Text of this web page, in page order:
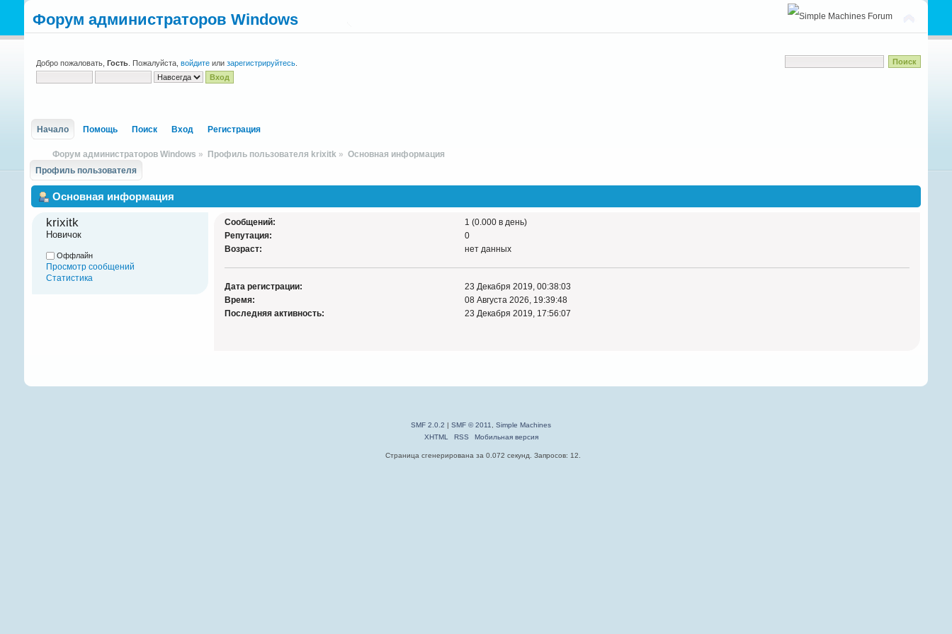
Форум администраторов Windows
Добро пожаловать, Гость. Пожалуйста, войдитеили зарегистрируйтесь.
Начало Помощь Поиск Вход Регистрация
Форум администраторов Windows » Профиль пользователя krixitk» Основная информация
Профиль пользователя
Основная информация
krixitk
Новичок
Оффлайн
Просмотр сообщений
Статистика
Сообщений:
1 (0.000 в день)
Репутация:
0
Возраст:
нет данных
Дата регистрации:
23 Декабря 2019, 00:38:03
Время:
08 Августа 2026, 19:39:48
Последняя активность:
23 Декабря 2019, 17:56:07
SMF 2.0.2 |SMF © 2011 ,Simple Machines
XHTML
RSS Мобильная версия
Страница сгенерирована за 0.072 секунд. Запросов: 12.